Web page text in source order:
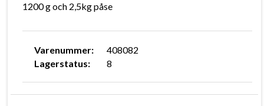
Varenummer:
408082
Lagerstatus:
8
1200 g och 2,5kg påse